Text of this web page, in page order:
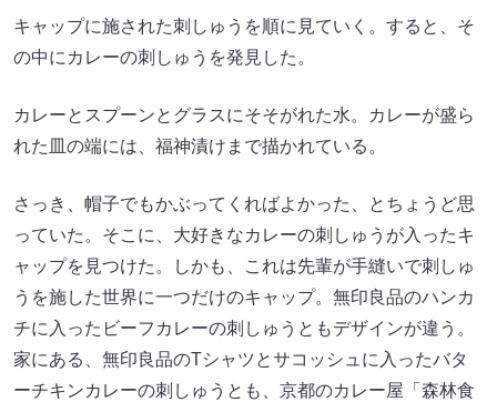
キャップに施された刺しゅうを順に見ていく。すると、そ
の中にカレーの刺しゅうを発見した。
カレーとスプーンとグラスにそそがれた水。カレーが盛ら
れた皿の端には、福神漬けまで描かれている。
さっき、帽子でもかぶってくればよかった、とちょうど思
っていた。そこに、大好きなカレーの刺しゅうが入ったキ
ャップを見つけた。しかも、これは先輩が手縫いで刺しゅ
うを施した世界に一つだけのキャップ。無印良品のハンカ
チに入ったビーフカレーの刺しゅうともデザインが違う。
家にある、無印良品のTシャツとサコッシュに入ったバタ
ーチキンカレーの刺しゅうとも、京都のカレー屋「森林食